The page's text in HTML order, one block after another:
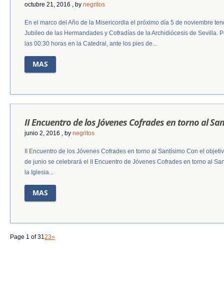
octubre 21, 2016 , by negritos
En el marco del Año de la Misericordia el próximo día 5 de noviembre
Jubileo de las Hermandades y Cofradías de la Archidiócesis de Sevilla.
las 00:30 horas en la Catedral, ante los pies de...
MAS
II Encuentro de los Jóvenes Cofrades en torno al
junio 2, 2016 , by negritos
II Encuentro de los Jóvenes Cofrades en torno al Santísimo Con el
de junio se celebrará el II Encuentro de Jóvenes Cofrades en torno al
la Iglesia...
MAS
Page 1 of 3123»